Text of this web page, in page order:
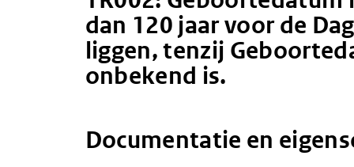
dan 120 jaar voor de
liggen, tenzij
onbekend is.
Documentatie en